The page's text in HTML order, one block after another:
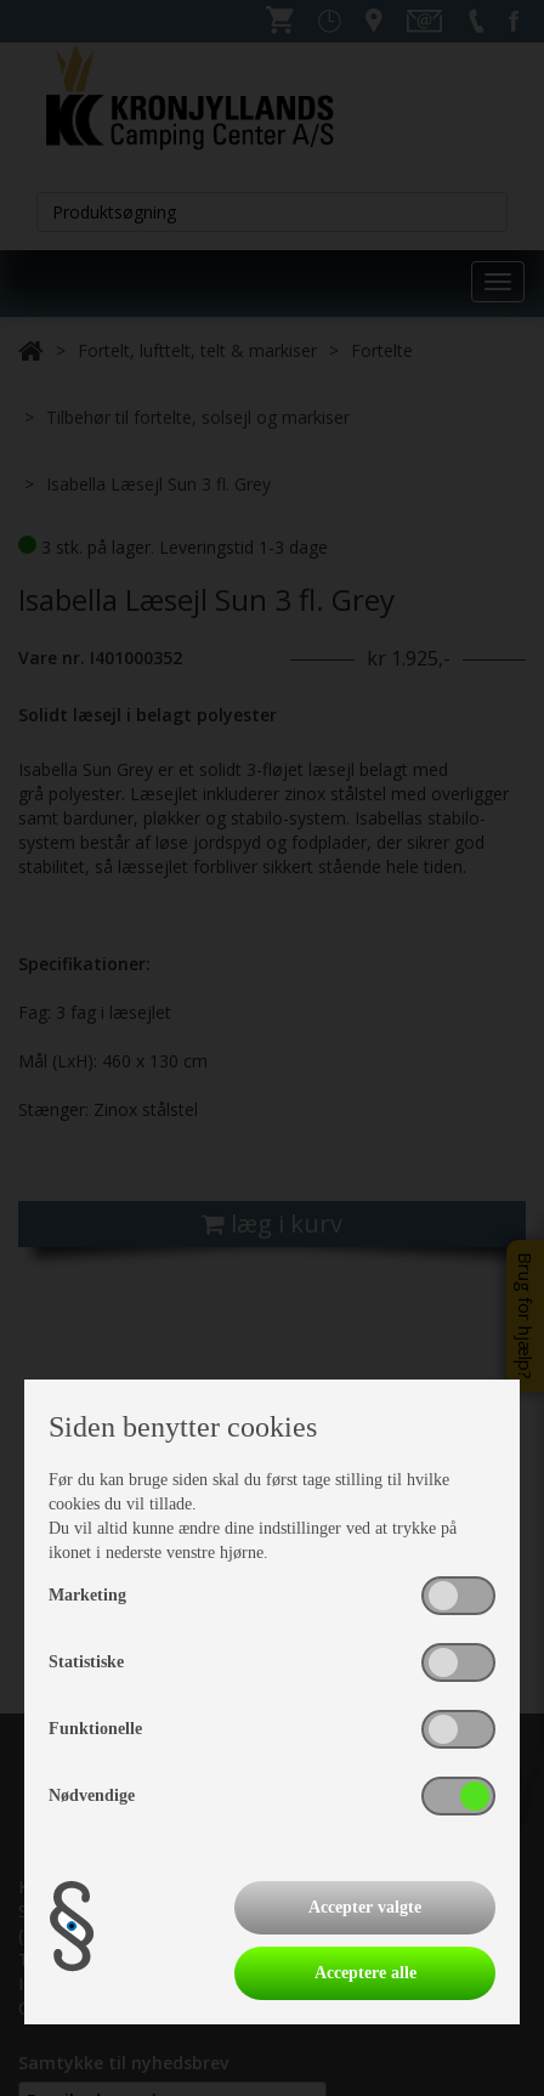
Brug for hjælp?
Fortelt, lufttelt, telt & markiser Fortelte
Tilbehør til fortelte, solsejl og markiser
Isabella Læsejl Sun 3 fl. Grey
3 stk. på lager. Leveringstid 1-3 dage
Isabella Læsejl Sun 3 fl. Grey
Vare nr. I401000352 kr 1.925,-
Solidt læsejl i belagt polyester
Isabella Sun Grey er et solidt 3-fløjet læsejl belagt med
grå polyester. Læsejlet inkluderer zinox stålstel med overligger
samt barduner, pløkker og stabilo-system. Isabellas stabilo-
system består af løse jordspyd og fodplader, der sikrer god
stabilitet, så læssejlet forbliver sikkert stående hele tiden.
Specifikationer:
Fag: 3 fag i læsejlet
Mål (LxH): 460 x 130 cm
Stænger: Zinox stålstel
læg i kurv
Next
Kronjyllands Camping Center A/S
Suderholmen 10, 8960 Randers SØ
(Lige ud til Grenåvej)
Tlf. +45 87 10 98 70
Info@as-kcc.dk
CVR: 33 38 77 33
Samtykke til nyhedsbrev
Siden benytter cookies
Før du kan bruge siden skal du først tage stilling til hvilke
cookies du vil tillade.
Du vil altid kunne ændre dine indstillinger ved at trykke på
ikonet i nederste venstre hjørne.
Marketing
Statistiske
Funktionelle
Nødvendige
Accepter valgte
Acceptere alle